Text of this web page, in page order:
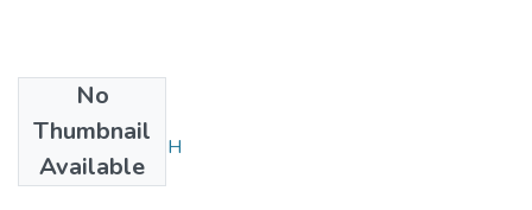
No
Thumbnail
Available
Authors
Roa Trujillo, Sonia H